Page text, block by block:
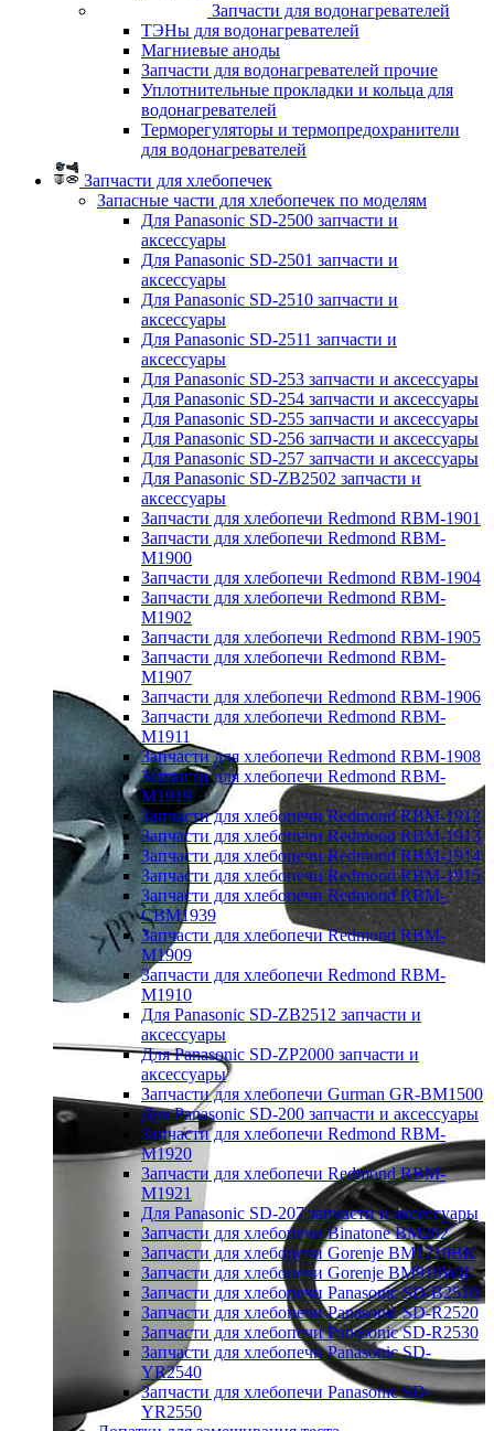
Запчасти для водонагревателей
ТЭНы для водонагревателей
Магниевые аноды
Запчасти для водонагревателей прочие
Уплотнительные прокладки и кольца для
водонагревателей
Терморегуляторы и термопредохранители
для водонагревателей
Запчасти для хлебопечек
Запасные части для хлебопечек по моделям
Для Panasonic SD-2500 запчасти и
аксессуары
Для Panasonic SD-2501 запчасти и
аксессуары
Для Panasonic SD-2510 запчасти и
аксессуары
Для Panasonic SD-2511 запчасти и
аксессуары
Для Panasonic SD-253 запчасти и аксессуары
Для Panasonic SD-254 запчасти и аксессуары
Для Panasonic SD-255 запчасти и аксессуары
Для Panasonic SD-256 запчасти и аксессуары
Для Panasonic SD-257 запчасти и аксессуары
Для Panasonic SD-ZB2502 запчасти и
аксессуары
Запчасти для хлебопечи Redmond RBM-1901
Запчасти для хлебопечи Redmond RBM-
M1900
Запчасти для хлебопечи Redmond RBM-1904
Запчасти для хлебопечи Redmond RBM-
M1902
Запчасти для хлебопечи Redmond RBM-1905
Запчасти для хлебопечи Redmond RBM-
M1907
Запчасти для хлебопечи Redmond RBM-1906
Запчасти для хлебопечи Redmond RBM-
M1911
Запчасти для хлебопечи Redmond RBM-1908
Запчасти для хлебопечи Redmond RBM-
M1919
Запчасти для хлебопечи Redmond RBM-1912
Запчасти для хлебопечи Redmond RBM-1913
Запчасти для хлебопечи Redmond RBM-1914
Запчасти для хлебопечи Redmond RBM-1915
Запчасти для хлебопечи Redmond RBM-
CBM1939
Запчасти для хлебопечи Redmond RBM-
M1909
Запчасти для хлебопечи Redmond RBM-
M1910
Для Panasonic SD-ZB2512 запчасти и
аксессуары
Для Panasonic SD-ZP2000 запчасти и
аксессуары
Запчасти для хлебопечи Gurman GR-BM1500
Для Panasonic SD-200 запчасти и аксессуары
Запчасти для хлебопечи Redmond RBM-
M1920
Запчасти для хлебопечи Redmond RBM-
M1921
Для Panasonic SD-207 запчасти и аксессуары
Запчасти для хлебопечи Binatone BM202
Запчасти для хлебопечи Gorenje BM1210BK
Запчасти для хлебопечи Gorenje BM910WII
Запчасти для хлебопечи Panasonic SD-B2510
Запчасти для хлебопечи Panasonic SD-R2520
Запчасти для хлебопечи Panasonic SD-R2530
Запчасти для хлебопечи Panasonic SD-
YR2540
Запчасти для хлебопечи Panasonic SD-
YR2550